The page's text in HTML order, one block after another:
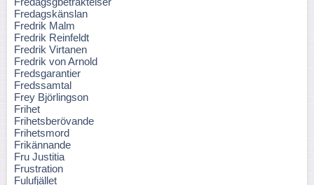
Fredagskänslan
Fredrik Malm
Fredrik Reinfeldt
Fredrik Virtanen
Fredrik von Arnold
Fredsgarantier
Fredssamtal
Frey Björlingson
Frihet
Frihetsberövande
Frihetsmord
Frikännande
Fru Justitia
Frustration
Fulufjället